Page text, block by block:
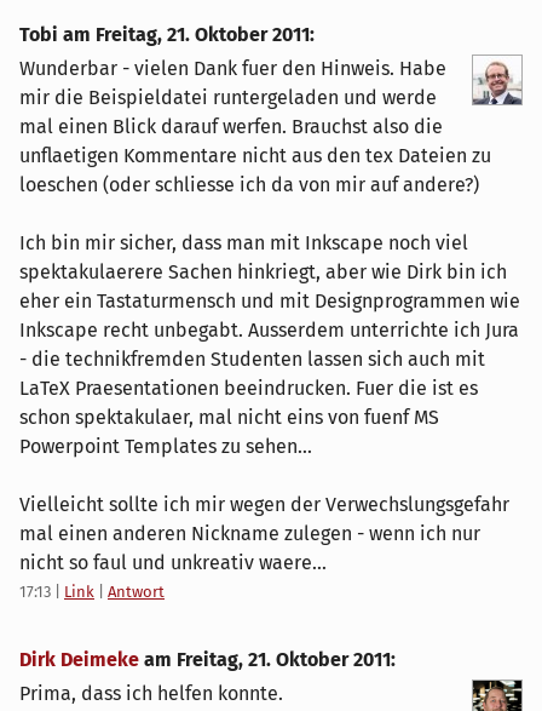
Tobi am Freitag, 21. Oktober 2011:
Wunderbar - vielen Dank fuer den Hinweis. Habe
mir die Beispieldatei runtergeladen und werde
mal einen Blick darauf werfen. Brauchst also die
unflaetigen Kommentare nicht aus den tex Dateien zu
loeschen (oder schliesse ich da von mir auf andere?)
Ich bin mir sicher, dass man mit Inkscape noch viel
spektakulaerere Sachen hinkriegt, aber wie Dirk bin ich
eher ein Tastaturmensch und mit Designprogrammen wie
Inkscape recht unbegabt. Ausserdem unterrichte ich Jura
- die technikfremden Studenten lassen sich auch mit
LaTeX Praesentationen beeindrucken. Fuer die ist es
schon spektakulaer, mal nicht eins von fuenf MS
Powerpoint Templates zu sehen...
Vielleicht sollte ich mir wegen der Verwechslungsgefahr
mal einen anderen Nickname zulegen - wenn ich nur
nicht so faul und unkreativ waere...
17:13 Link Antwort
Dirk Deimeke am Freitag, 21. Oktober 2011:
Prima, dass ich helfen konnte.